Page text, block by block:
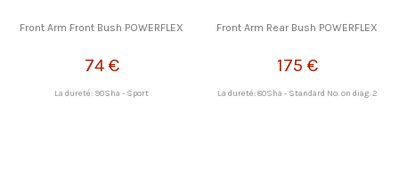
Front Arm Front Bush POWERFLEX
74 €
La dureté: 90Sha - Sport
Front Arm Rear Bush POWERFLEX
175 €
La dureté: 80Sha - Standard No. on diag: 2